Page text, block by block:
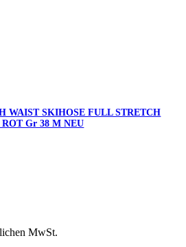
WAIST SKIHOSE FULL STRETCH
Gr 38 M NEU
MwSt.